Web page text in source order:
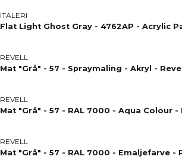
ITALERI
Flat Light Ghost Gray - 4762AP - Acrylic
REVELL
Mat "Grå" - 57 - Spraymaling - Akryl -
REVELL
Mat "Grå" - 57 - RAL 7000 - Aqua Colour -
REVELL
Mat "Grå" - 57 - RAL 7000 - Emaljefarve -